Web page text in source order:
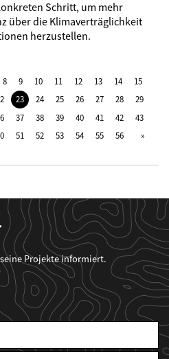
Schritt, um mehr
über die Klimaverträglichkeit
herzustellen.
8 9 10 11 12 13 14
15
23 24 25 26 27 28
29
37 38 39 40 41 42
43
51 52 53 54 55 56
Projekte informiert.